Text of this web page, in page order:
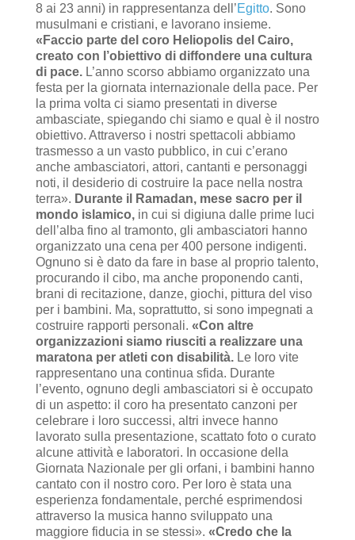
8 ai 23 anni) in rappresentanza dell’Egitto. Sono
musulmani e cristiani, e lavorano insieme.
«Faccio parte del coro Heliopolis del Cairo,
creato con l’obiettivo di diffondere una cultura
di pace.L’anno scorso abbiamo organizzato una
festa per la giornata internazionale della pace. Per
la prima volta ci siamo presentati in diverse
ambasciate, spiegando chi siamo e qual è il nostro
obiettivo. Attraverso i nostri spettacoli abbiamo
trasmesso a un vasto pubblico, in cui c’erano
anche ambasciatori, attori, cantanti e personaggi
noti, il desiderio di costruire la pace nella nostra
terra». Durante il Ramadan, mese sacro per il
mondo islamico,in cui si digiuna dalle prime luci
dell’alba fino al tramonto, gli ambasciatori hanno
organizzato una cena per 400 persone indigenti.
Ognuno si è dato da fare in base al proprio talento,
procurando il cibo, ma anche proponendo canti,
brani di recitazione, danze, giochi, pittura del viso
per i bambini. Ma, soprattutto, si sono impegnati a
costruire rapporti personali. «Con altre
organizzazioni siamo riusciti a realizzare una
maratona per atleti con disabilità.Le loro vite
rappresentano una continua sfida. Durante
l’evento, ognuno degli ambasciatori si è occupato
di un aspetto: il coro ha presentato canzoni per
celebrare i loro successi, altri invece hanno
lavorato sulla presentazione, scattato foto o curato
alcune attività e laboratori. In occasione della
Giornata Nazionale per gli orfani, i bambini hanno
cantato con il nostro coro. Per loro è stata una
esperienza fondamentale, perché esprimendosi
attraverso la musica hanno sviluppato una
maggiore fiducia in se stessi». «Credo che la